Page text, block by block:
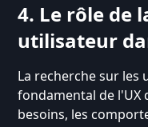
4. Le rôle de
utilisateur
La recherche sur les
fondamental de l'UX
besoins, les